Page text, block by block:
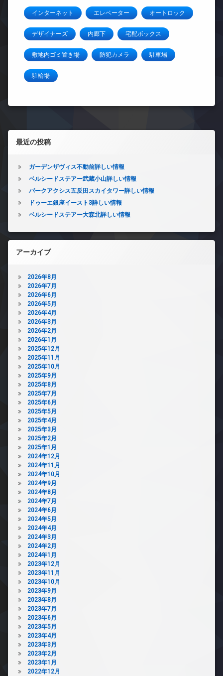
インターネット エレベーター オートロック
デザイナーズ 内廊下 宅配ボックス
敷地内ゴミ置き場 防犯カメラ 駐車場
駐輪場
左サイドバー
最近の投稿
ガーデンザヴィス不動前詳しい情報
ベルシードステアー武蔵小山詳しい情報
パークアクシス五反田スカイタワー詳しい情報
ドゥーエ銀座イースト3詳しい情報
ベルシードステアー大森北詳しい情報
アーカイブ
2026年8月
2026年7月
2026年6月
2026年5月
2026年4月
2026年3月
2026年2月
2026年1月
2025年12月
2025年11月
2025年10月
2025年9月
2025年8月
2025年7月
2025年6月
2025年5月
2025年4月
2025年3月
2025年2月
2025年1月
2024年12月
2024年11月
2024年10月
2024年9月
2024年8月
2024年7月
2024年6月
2024年5月
2024年4月
2024年3月
2024年2月
2024年1月
2023年12月
2023年11月
2023年10月
2023年9月
2023年8月
2023年7月
2023年6月
2023年5月
2023年4月
2023年3月
2023年2月
2023年1月
2022年12月